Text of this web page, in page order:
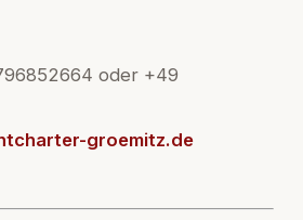
oder +49
groemitz.de